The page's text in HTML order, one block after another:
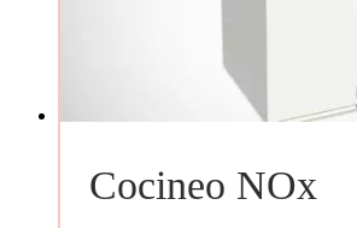
Cocineo NOx